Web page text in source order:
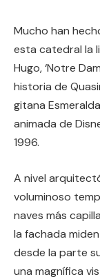
Mucho han
esta catedral la
Hugo, ‘Notre
historia de
gitana
animada de
1996.
A nivel
voluminoso
naves más
la fachada
desde la parte
una magnífica